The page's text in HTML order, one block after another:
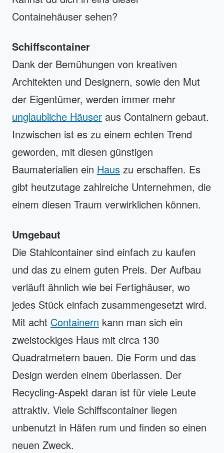
Containehäuser sehen?
Schiffscontainer
Dank der Bemühungen von kreativen
Architekten und Designern, sowie den Mut
der Eigentümer, werden immer mehr
unglaubliche Häuser aus Containern gebaut.
Inzwischen ist es zu einem echten Trend
geworden, mit diesen günstigen
Baumaterialien ein Haus zu erschaffen. Es
gibt heutzutage zahlreiche Unternehmen, die
einem diesen Traum verwirklichen können.
Umgebaut
Die Stahlcontainer sind einfach zu kaufen
und das zu einem guten Preis. Der Aufbau
verläuft ähnlich wie bei Fertighäuser, wo
jedes Stück einfach zusammengesetzt wird.
Mit acht Containern kann man sich ein
zweistockiges Haus mit circa 130
Quadratmetern bauen. Die Form und das
Design werden einem überlassen. Der
Recycling-Aspekt daran ist für viele Leute
attraktiv. Viele Schiffscontainer liegen
unbenutzt in Häfen rum und finden so einen
neuen Zweck.